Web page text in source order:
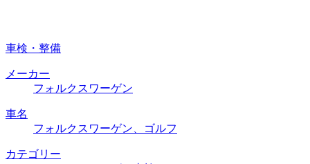
車検・整備
メーカー
フォルクスワーゲン
車名
フォルクスワーゲン、ゴルフ
カテゴリー